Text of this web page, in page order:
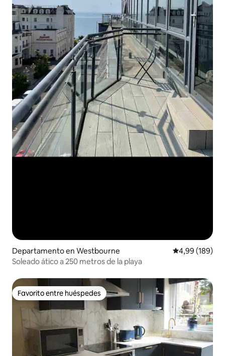
Departamento en Westbourne Calificación
4,99 (189)
Soleado ático a 250 metros de la playa
Favorito entre huéspedes
Favorito entre huéspedes